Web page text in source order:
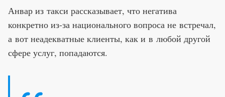
Анвар из такси рассказывает, что негатива
конкретно из-за национального вопроса не встречал,
а вот неадекватные клиенты, как и в любой другой
сфере услуг, попадаются.